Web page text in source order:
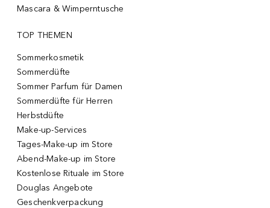
Mascara & Wimperntusche
TOP THEMEN
Sommerkosmetik
Sommerdüfte
Sommer Parfum für Damen
Sommerdüfte für Herren
Herbstdüfte
Make-up-Services
Tages-Make-up im Store
Abend-Make-up im Store
Kostenlose Rituale im Store
Douglas Angebote
Geschenkverpackung